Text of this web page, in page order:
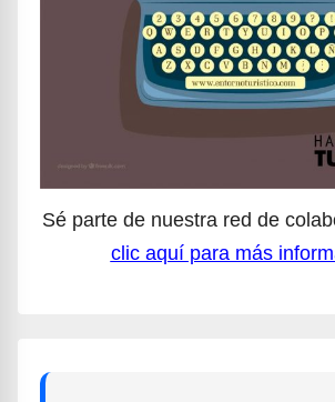
Sé parte de nuestra red de
clic aquí para más